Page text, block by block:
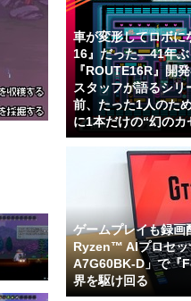
車が変形してロボに
16』だった―41年ぶ
『ROUTE16R』開
スタッフが語るシ
前、たった1人のた
に1本だけの“幻のカ
ゲームプレイも録画
Ryzen™ AIプロセッ
A7G60BK-D」で『
界を駆け回る